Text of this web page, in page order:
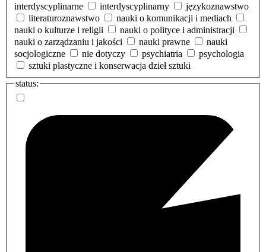
interdyscyplinarne
interdyscyplinarny
językoznawstwo
literaturoznawstwo
nauki o komunikacji i mediach
nauki o kulturze i religii
nauki o polityce i administracji
nauki o zarządzaniu i jakości
nauki prawne
nauki
socjologiczne
nie dotyczy psychiatria
psychologia
sztuki plastyczne i konserwacja dzieł sztuki
status: